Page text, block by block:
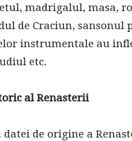
madrigalul, masa,
de Craciun, sansonul
instrumentale au
etc.
al Renasterii
de origine a